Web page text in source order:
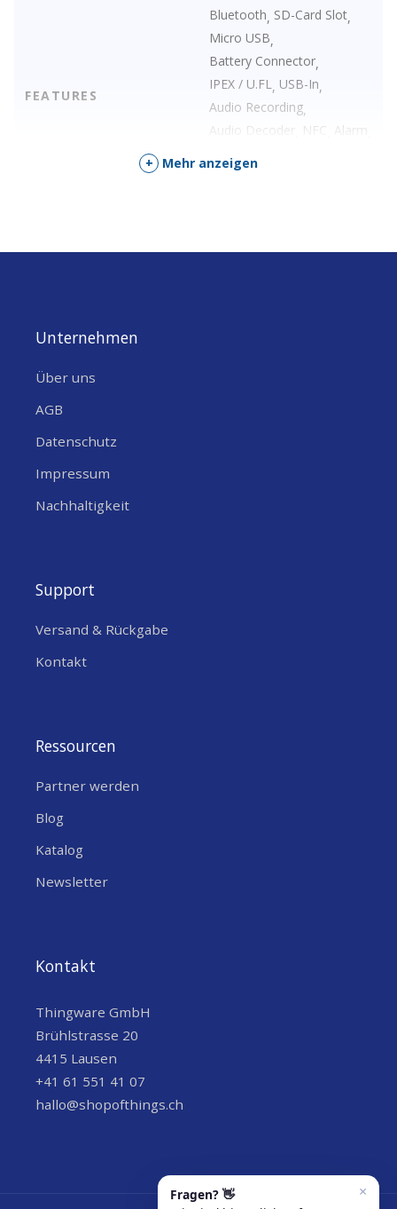
FEATURES
Bluetooth, SD-Card Slot,
Micro USB,
Battery Connector,
IPEX / U.FL, USB-In,
Audio Recording,
Audio Decoder
NFC Alarm
Entwicklungsboard
+ Mehr anzeigen
Unternehmen
Über uns
AGB
Datenschutz
Impressum
Nachhaltigkeit
Support
Versand & Rückgabe
Kontakt
Ressourcen
Partner werden
Blog
Katalog
Newsletter
Kontakt
Thingware GmbH
Brühlstrasse 20
4415 Lausen
+41 61 551 41 07
hallo@shopofthings.ch